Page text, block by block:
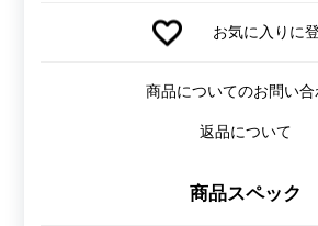
お気に入りに
商品についてのお問い合
返品について
商品スペック